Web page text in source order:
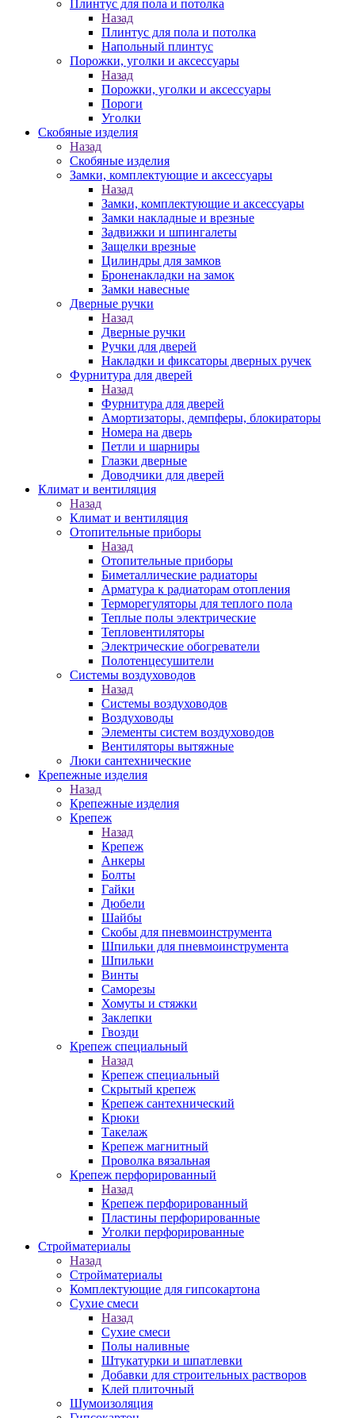
Плинтус для пола и потолка
Назад
Плинтус для пола и потолка
Напольный плинтус
Порожки, уголки и аксессуары
Назад
Порожки, уголки и аксессуары
Пороги
Уголки
Скобяные изделия
Назад
Скобяные изделия
Замки, комплектующие и аксессуары
Назад
Замки, комплектующие и аксессуары
Замки накладные и врезные
Задвижки и шпингалеты
Защелки врезные
Цилиндры для замков
Броненакладки на замок
Замки навесные
Дверные ручки
Назад
Дверные ручки
Ручки для дверей
Накладки и фиксаторы дверных ручек
Фурнитура для дверей
Назад
Фурнитура для дверей
Амортизаторы, демпферы, блокираторы
Номера на дверь
Петли и шарниры
Глазки дверные
Доводчики для дверей
Климат и вентиляция
Назад
Климат и вентиляция
Отопительные приборы
Назад
Отопительные приборы
Биметаллические радиаторы
Арматура к радиаторам отопления
Терморегуляторы для теплого пола
Теплые полы электрические
Тепловентиляторы
Электрические обогреватели
Полотенцесушители
Системы воздуховодов
Назад
Системы воздуховодов
Воздуховоды
Элементы систем воздуховодов
Вентиляторы вытяжные
Люки сантехнические
Крепежные изделия
Назад
Крепежные изделия
Крепеж
Назад
Крепеж
Анкеры
Болты
Гайки
Дюбели
Шайбы
Скобы для пневмоинструмента
Шпильки для пневмоинструмента
Шпильки
Винты
Саморезы
Хомуты и стяжки
Заклепки
Гвозди
Крепеж специальный
Назад
Крепеж специальный
Скрытый крепеж
Крепеж сантехнический
Крюки
Такелаж
Крепеж магнитный
Проволка вязальная
Крепеж перфорированный
Назад
Крепеж перфорированный
Пластины перфорированные
Уголки перфорированные
Стройматериалы
Назад
Стройматериалы
Комплектующие для гипсокартона
Сухие смеси
Назад
Сухие смеси
Полы наливные
Штукатурки и шпатлевки
Добавки для строительных растворов
Клей плиточный
Шумоизоляция